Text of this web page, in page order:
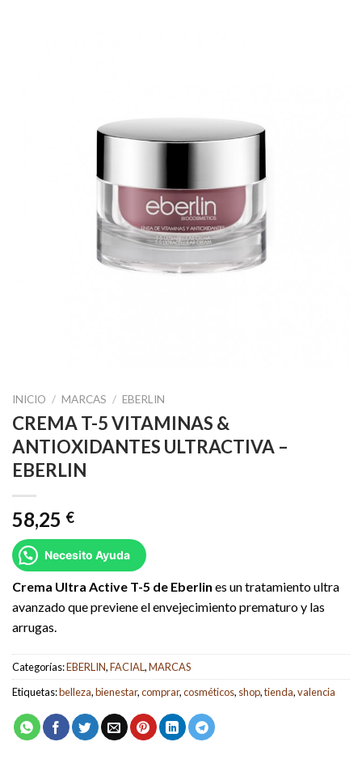
INICIO / MARCAS / EBERLIN
CREMA T-5 VITAMINAS &
ANTIOXIDANTES ULTRACTIVA –
EBERLIN
58,25 €
Necesito Ayuda
Crema Ultra Active T-5 de Eberlin es un tratamiento ultra
avanzado que previene el envejecimiento prematuro y las
arrugas.
Categorías:EBERLIN,FACIAL,MARCAS
Etiquetas:belleza,bienestar,comprar,cosméticos, shop,tienda,valencia